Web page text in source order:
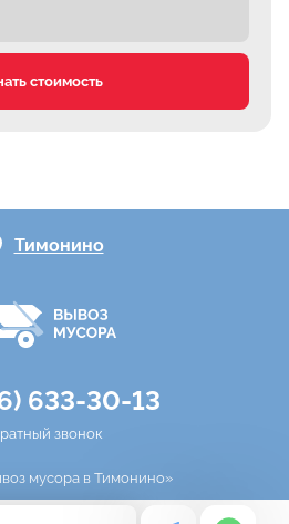
стоимость
Тимонино
633-30-13
звонок
мусора в Тимонино»